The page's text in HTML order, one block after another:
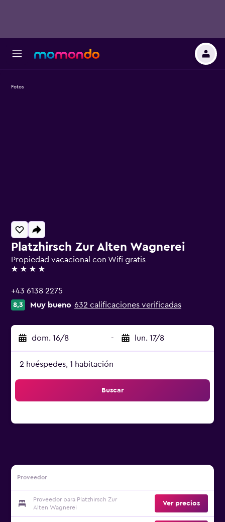
Platzhirsch Zur Alten Wagnerei
Propiedad vacacional con Wifi gratis
4 estrellas
+43 6138 2275
8,3 Muy bueno 632 calificaciones verificadas
dom. 16/8 - lun. 17/8
2 huéspedes, 1 habitación
Buscar
Proveedor
Proveedor para Platzhirsch Zur
Alten Wagnerei
Ver precios
Fotos